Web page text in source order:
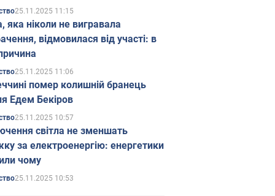
25.11.2025 11:15
яка ніколи не вигравала
відмовилася від участі: в
25.11.2025 11:06
помер колишній бранець
Едем Бекіров
25.11.2025 10:57
світла не зменшать
за електроенергію: енергетики
чому
25.11.2025 10:53